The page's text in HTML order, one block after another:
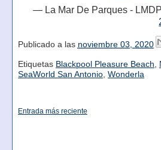
— La Mar De Parques -
Publicado a las noviembre 03, 2020
Etiquetas Blackpool Pleasure Beach,
SeaWorld San Antonio, Wonderla
Entrada más reciente